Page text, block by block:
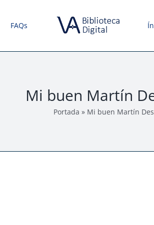
FAQs
Mi buen Martín
Portada » Mi buen Martín